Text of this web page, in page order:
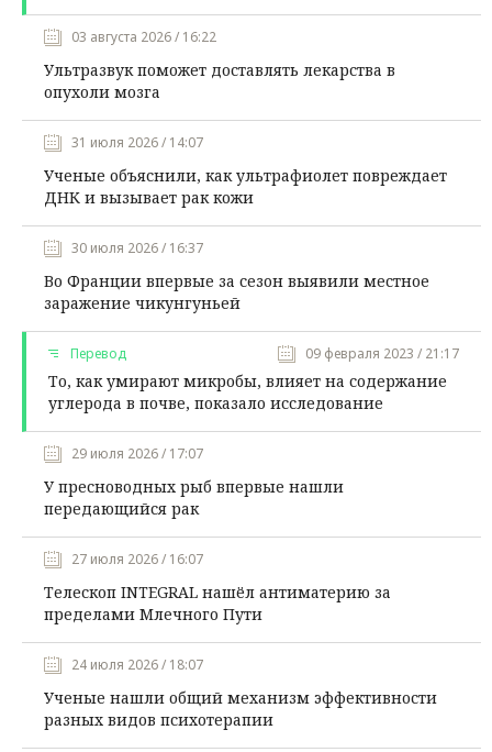
03 августа 2026 / 16:22
Ультразвук поможет доставлять лекарства в
опухоли мозга
31 июля 2026 / 14:07
Ученые объяснили, как ультрафиолет повреждает
ДНК и вызывает рак кожи
30 июля 2026 / 16:37
Во Франции впервые за сезон выявили местное
заражение чикунгуньей
Перевод 09 февраля 2023 / 21:17
То, как умирают микробы, влияет на содержание
углерода в почве, показало исследование
29 июля 2026 / 17:07
У пресноводных рыб впервые нашли
передающийся рак
27 июля 2026 / 16:07
Телескоп INTEGRAL нашёл антиматерию за
пределами Млечного Пути
24 июля 2026 / 18:07
Ученые нашли общий механизм эффективности
разных видов психотерапии